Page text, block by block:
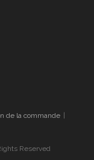
de la commande
Reserved